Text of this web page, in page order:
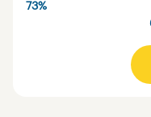
73%